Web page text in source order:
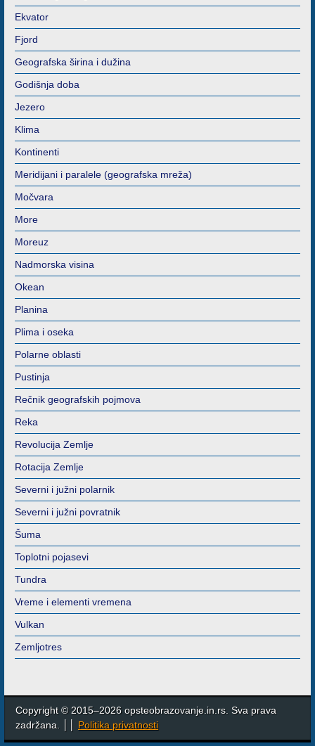
Ekvator
Fjord
Geografska širina i dužina
Godišnja doba
Jezero
Klima
Kontinenti
Meridijani i paralele (geografska mreža)
Močvara
More
Moreuz
Nadmorska visina
Okean
Planina
Plima i oseka
Polarne oblasti
Pustinja
Rečnik geografskih pojmova
Reka
Revolucija Zemlje
Rotacija Zemlje
Severni i južni polarnik
Severni i južni povratnik
Šuma
Toplotni pojasevi
Tundra
Vreme i elementi vremena
Vulkan
Zemljotres
Copyright © 2015–2026 opsteobrazovanje.in.rs. Sva prava
zadržana. ││ Politika privatnosti